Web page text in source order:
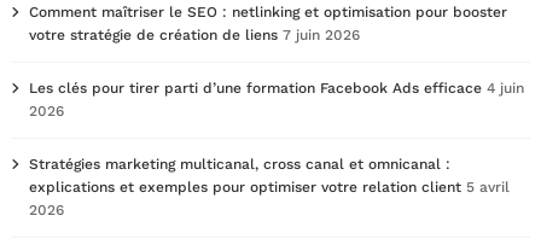
Comment maîtriser le SEO : netlinking et optimisation pour booster
votre stratégie de création de liens 7 juin 2026
Les clés pour tirer parti d’une formation Facebook Ads efficace 4 juin
2026
Stratégies marketing multicanal, cross canal et omnicanal :
explications et exemples pour optimiser votre relation client 5 avril
2026